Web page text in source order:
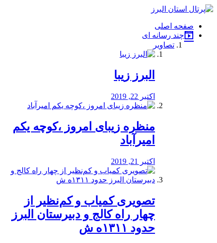
فصد
شرق
تهران
خشکشویی
صفحه اصلی
چند رسانه ای
تصاویر
البرز زیبا
اکتبر 22, 2019
منظره‌‌ زیبای امروز ،کوچه یکم
امیرآباد
اکتبر 21, 2019
️تصویری کمیاب و کم‌نظیر از
چهار راه كالج و دبيرستان البرز
حدود ۱۳۱۱ه ش